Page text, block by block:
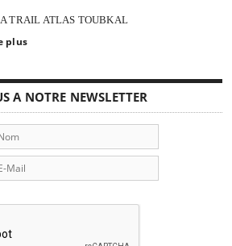
TRAIL ATLAS TOUBKAL
plus
A NOTRE NEWSLETTER